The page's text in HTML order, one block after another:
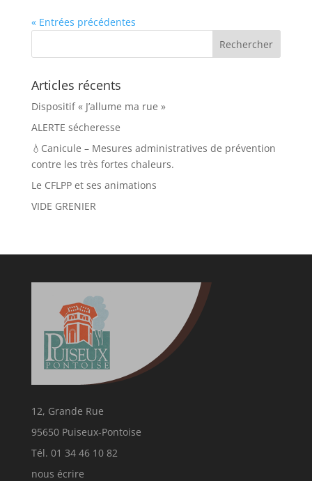
« Entrées précédentes
Articles récents
Dispositif « J’allume ma rue »
ALERTE sécheresse
💧Canicule – Mesures administratives de prévention
contre les très fortes chaleurs.
Le CFLPP et ses animations
VIDE GRENIER
12, Grande Rue
95650 Puiseux-Pontoise
Tél. 01 34 46 10 82
nous écrire